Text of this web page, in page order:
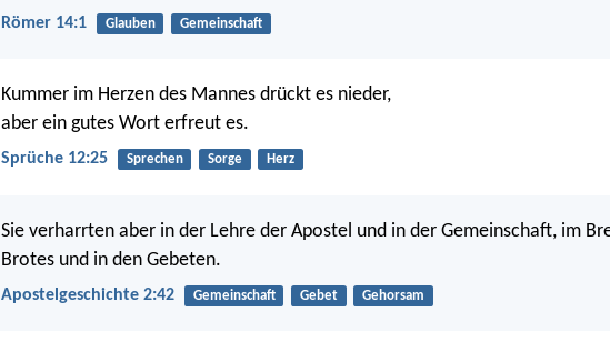
Römer 14:1 Glauben Gemeinschaft
Kummer im Herzen des Mannes drückt es nieder,
aber ein gutes Wort erfreut es.
Sprüche 12:25 Sprechen Sorge Herz
Sie verharrten aber in der Lehre der Apostel und in der Gemeinschaft, im
Brotes und in den Gebeten.
Apostelgeschichte 2:42 Gemeinschaft Gebet Gehorsam